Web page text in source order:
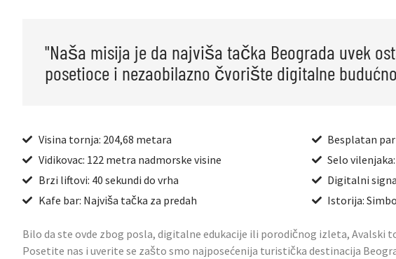
"Naša misija je da najviša tačka Beograda uvek
posetioce i nezaobilazno čvorište digitalne
Visina tornja: 204,68 metara
Vidikovac: 122 metra nadmorske visine
Brzi liftovi: 40 sekundi do vrha
Kafe bar: Najviša tačka za predah
Besplatan
Selo
Digitalni
Istorija:
Bilo da ste ovde zbog posla, digitalne edukacije ili porodičnog izleta, Avalski
Posetite nas i uverite se zašto smo najposećenija turistička destinacija